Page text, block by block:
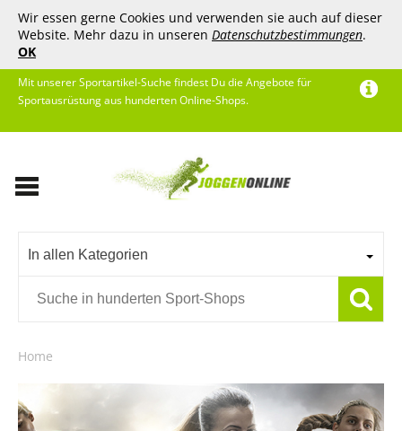
Wir essen gerne Cookies und verwenden sie auch auf dieser
Website. Mehr dazu in unseren Datenschutzbestimmungen.
OK
Mit unserer Sportartikel-Suche findest Du die Angebote für
Sportausrüstung aus hunderten Online-Shops.
In allen Kategorien
Home